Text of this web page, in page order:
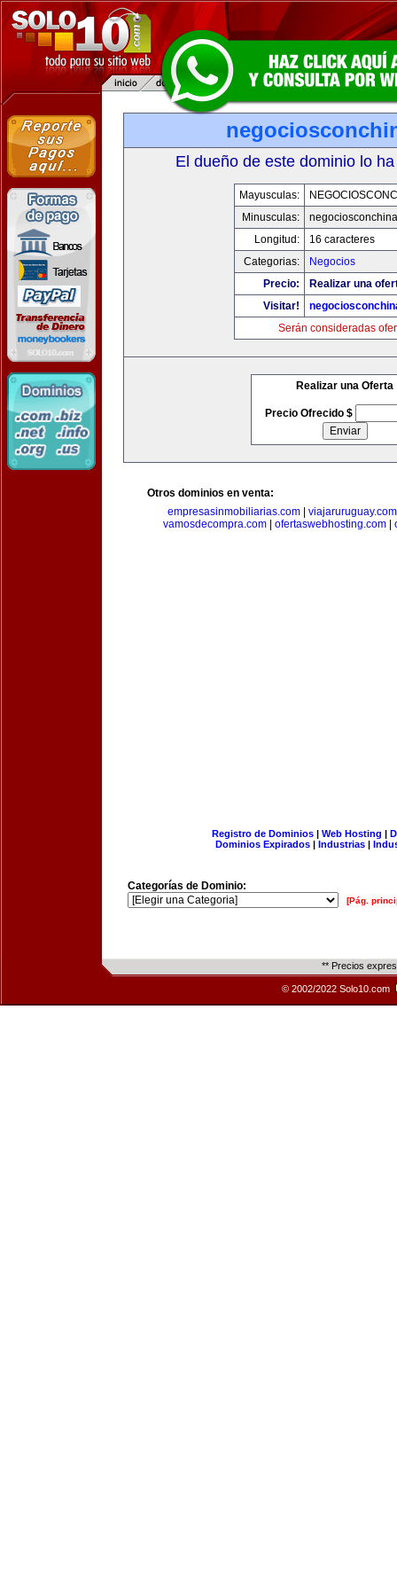
El dueño de este dominio lo
Mayusculas:
Minusculas:
Longitud:
16 caracteres
Categorias:
Negocios
Precio:
Realizar una
Visitar!
Serán consideradas
Realizar una Oferta
Precio Ofrecido $
Otros dominios en venta:
empresasinmobiliarias.com
viajaruruguay.com
vamosdecompra.com| ofertaswebhosting.com|
Registro de Dominios| Web Hosting |
Dominios Expirados | Industrias |
Categorías de Dominio:
[Pág.
** Precios
© 2002/2022 Solo10.com